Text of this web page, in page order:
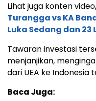
Lihat juga konten
Turangga vs KA
Luka Sedang dan 23
Tawaran investasi
menjanjikan,
dari UEA ke Indonesia
Baca Juga: